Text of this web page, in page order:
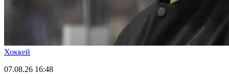
Хоккей
07.08.26 16:48